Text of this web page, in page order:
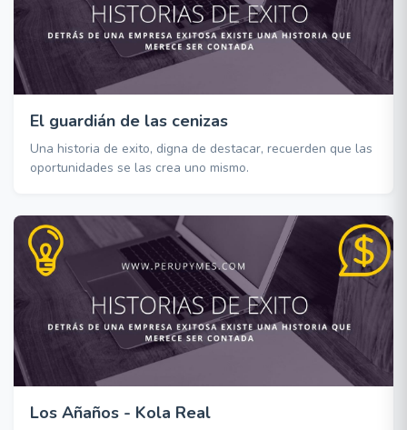
El guardián de las cenizas
Una historia de exito, digna de destacar, recuerden que las
oportunidades se las crea uno mismo.
Los Añaños - Kola Real